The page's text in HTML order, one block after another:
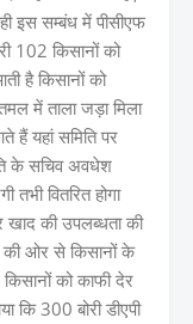
इस सम्बंध में पीसीएफ
102 किसानों को
है किसानों को
में ताला जड़ा मिला
हैं यहां समिति पर
के सचिव अवधेश
वितरित होगा
खाद की उपलब्धता की
की ओर से किसानों के
को काफी देर
कि 300 बोरी डीएपी